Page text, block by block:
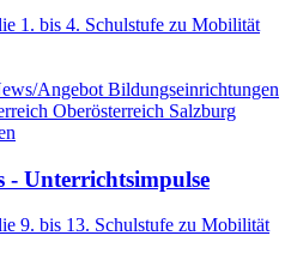
1. bis 4. Schulstufe zu Mobilität
Angebot Bildungseinrichtungen
Oberösterreich Salzburg
Unterrichtsimpulse
9. bis 13. Schulstufe zu Mobilität